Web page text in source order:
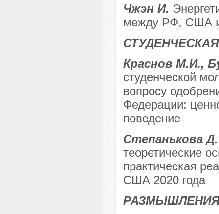
Чжэн И.
между РФ, США
Краснов М.И.,
студенческой
вопросу
Федерации:
поведение
Степанькова
теоретические
практическая
США 2020 года